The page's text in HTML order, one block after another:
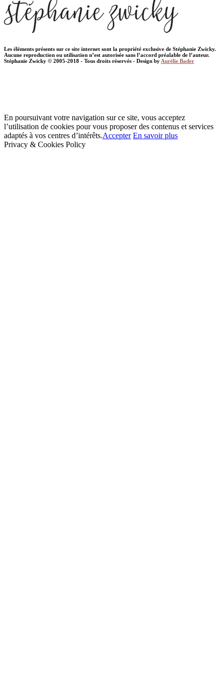
Les éléments présents sur ce site internet sont la propriété exclusive de Stéphanie Zwicky.
Aucune reproduction ou utilisation n’est autorisée sans l’accord préalable de l’auteur.
Stéphanie Zwicky © 2005-2018 - Tous droits réservés - Design by Aurélie Bader
En poursuivant votre navigation sur ce site, vous acceptez
l’utilisation de cookies pour vous proposer des contenus et services
adaptés à vos centres d’intérêts.Accepter En savoir plus
Privacy & Cookies Policy